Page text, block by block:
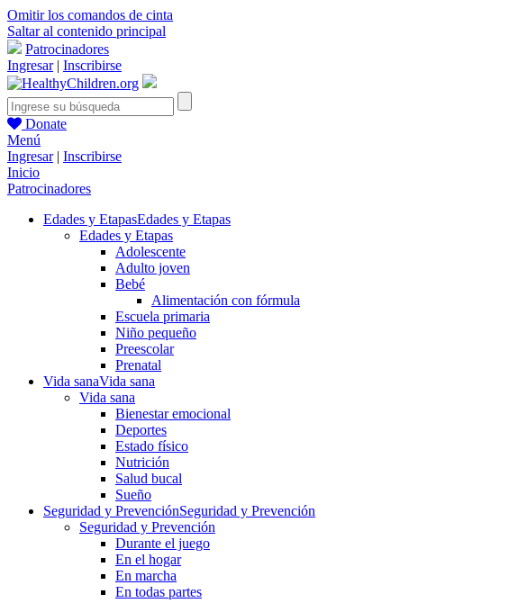
Omitir los comandos de cinta
Saltar al contenido principal
Patrocinadores
Ingresar| Inscribirse
Donate
Menú
Ingresar| Inscribirse
Inicio
Patrocinadores
Edades y EtapasEdades y Etapas
Edades y Etapas
Adolescente
Adulto joven
Bebé
Alimentación con fórmula
Escuela primaria
Niño pequeño
Preescolar
Prenatal
Vida sanaVida sana
Vida sana
Bienestar emocional
Deportes
Estado físico
Nutrición
Salud bucal
Sueño
Seguridad y PrevenciónSeguridad y Prevención
Seguridad y Prevención
Durante el juego
En el hogar
En marcha
En todas partes